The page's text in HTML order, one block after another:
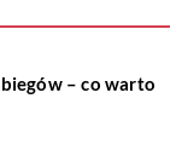
– co warto